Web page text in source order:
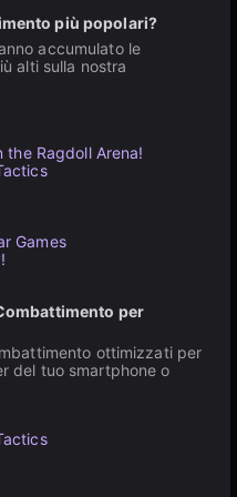
più popolari?
accumulato le
alti sulla nostra
the Ragdoll Arena!
Games
per
ottimizzati per
del tuo smartphone o